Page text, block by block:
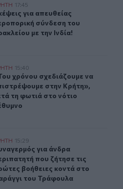
αεροπορική σύνδεση του
17:45
για απευθείας
για απευθείας
σύνδεση του
με την Ινδία!
να επιστρέψουμε στην
15:40
χρόνου σχεδιάζουμε να
χρόνου σχεδιάζουμε να
στην Κρήτη»,
τη φωτιά στο νότιο
που ζήτησε τις
15:29
για άνδρα
για άνδρα
που ζήτησε τις
βοήθειες κοντά στο
του Τράφουλα